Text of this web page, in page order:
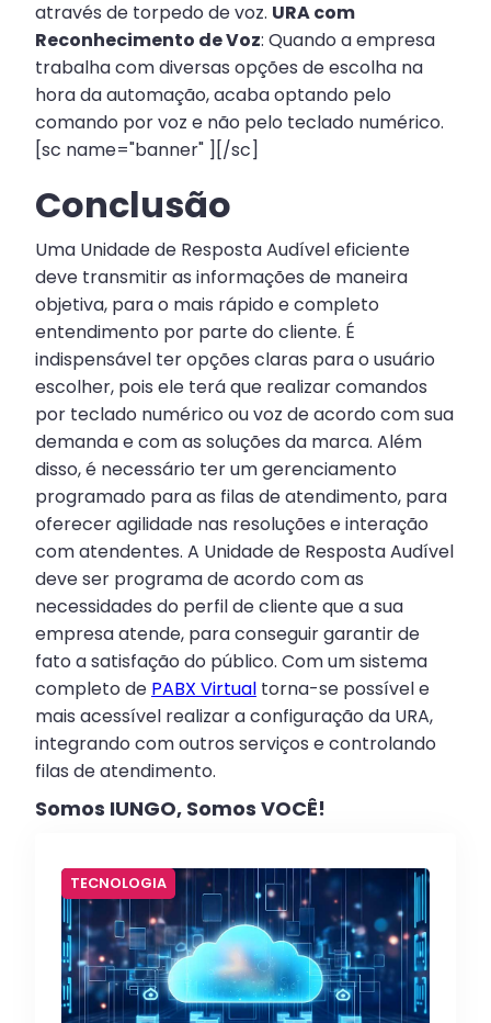
através de torpedo de voz. URA com
Reconhecimento de Voz: Quando a empresa
trabalha com diversas opções de escolha na
hora da automação, acaba optando pelo
comando por voz e não pelo teclado numérico.
[sc name="banner" ][/sc]
Conclusão
Uma Unidade de Resposta Audível eficiente
deve transmitir as informações de maneira
objetiva, para o mais rápido e completo
entendimento por parte do cliente. É
indispensável ter opções claras para o usuário
escolher, pois ele terá que realizar comandos
por teclado numérico ou voz de acordo com sua
demanda e com as soluções da marca. Além
disso, é necessário ter um gerenciamento
programado para as filas de atendimento, para
oferecer agilidade nas resoluções e interação
com atendentes. A Unidade de Resposta Audível
deve ser programa de acordo com as
necessidades do perfil de cliente que a sua
empresa atende, para conseguir garantir de
fato a satisfação do público. Com um sistema
completo de PABX Virtual torna-se possível e
mais acessível realizar a configuração da URA,
integrando com outros serviços e controlando
filas de atendimento.
Somos IUNGO, Somos VOCÊ!
TECNOLOGIA